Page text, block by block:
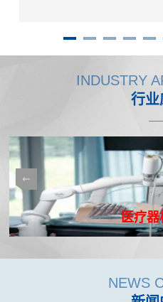
INDUSTRY
行业
医疗器
NEWS